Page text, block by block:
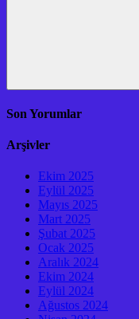
Son Yorumlar
Arşivler
Ekim 2025
Eylül 2025
Mayıs 2025
Mart 2025
Şubat 2025
Ocak 2025
Aralık 2024
Ekim 2024
Eylül 2024
Ağustos 2024